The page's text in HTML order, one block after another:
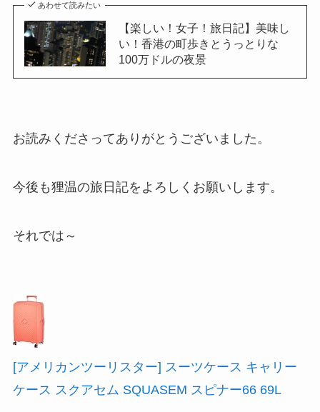
あわせて読みたい
【楽しい！女子！旅日記】美味し
い！香港の町歩きとうっとりな
100万ドルの夜景
お読みくださってありがとうございました。
今後も狸温の旅日記をよろしくお願いします。
それでは～
[アメリカンツーリスター] スーツケース キャリー
ケース スクアセム SQUASEM スピナー66 69L